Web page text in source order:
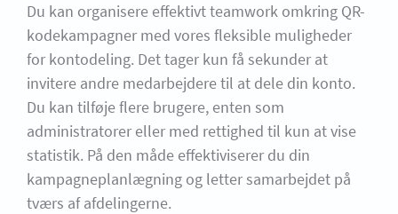
Du kan organisere effektivt teamwork omkring QR-
kodekampagner med vores fleksible muligheder
for kontodeling. Det tager kun få sekunder at
invitere andre medarbejdere til at dele din konto.
Du kan tilføje flere brugere, enten som
administratorer eller med rettighed til kun at vise
statistik. På den måde effektiviserer du din
kampagneplanlægning og letter samarbejdet på
tværs af afdelingerne.